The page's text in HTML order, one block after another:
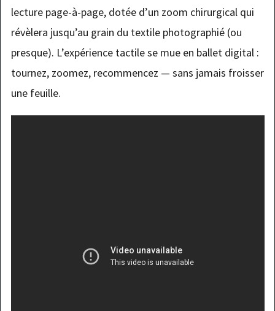
lecture page-à-page, dotée d’un zoom chirurgical qui
révèlera jusqu’au grain du textile photographié (ou
presque). L’expérience tactile se mue en ballet digital :
tournez, zoomez, recommencez — sans jamais froisser
une feuille.